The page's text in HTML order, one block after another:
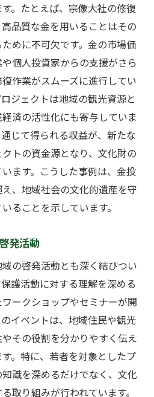
。たとえば、宗像大社の修復
品質な金を用いることはその
めに不可欠です。金の市場価
個人投資家からの支援がさら
作業がスムーズに進行してい
ジェクトは地域の観光資源と
済の活性化にも寄与していま
じて得られる収益が、新たな
トの資金源となり、文化財の
ます。こうした事例は、金投
、地域社会の文化的遺産を守
ることを示しています。
発活動
の啓発活動とも深く結びつい
護活動に対する理解を深める
ークショップやセミナーが開
イベントは、地域住民や観光
その役割を分かりやすく伝え
。特に、若者を対象としたプ
識を深めるだけでなく、文化
取り組みが行われています。